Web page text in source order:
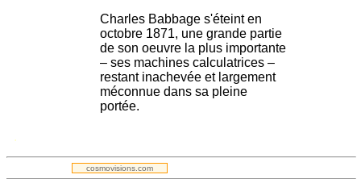
Charles Babbage s'éteint en
octobre 1871, une grande partie
de son oeuvre la plus importante
– ses machines calculatrices –
restant inachevée et largement
méconnue dans sa pleine
portée.
.
cosmovisions.com